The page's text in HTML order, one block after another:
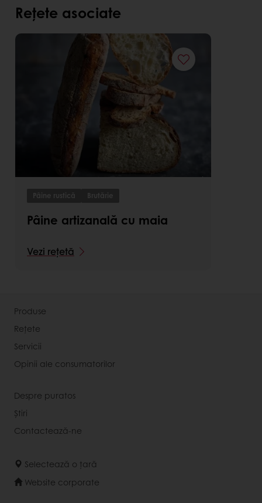
Rețete asociate
Pâine rustică Brutărie
Pâine artizanală cu maia
Vezi rețetă
Produse
Rețete
Servicii
Opinii ale consumatorilor
Despre puratos
Știri
Contactează-ne
Selectează o țară
Website corporate